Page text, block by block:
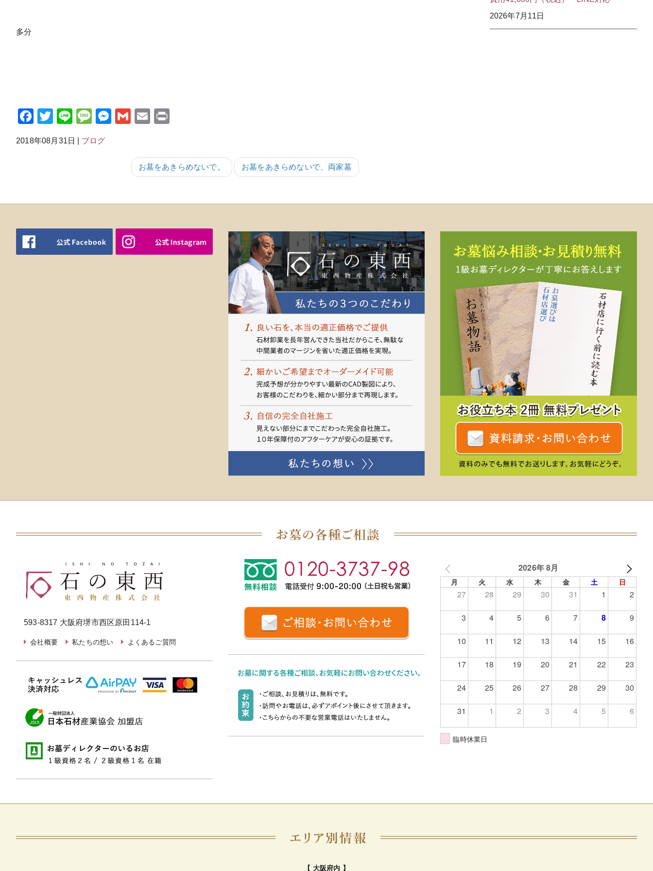
多分
Facebook
Twitter
LineMessage
Messenger
GmailEmail
2018年08月31日 ブログ
お墓をあきらめないで。 お墓をあきらめないで、両家墓
2026年7月11日
593-8317 大阪府堺市西区原田114-1
会社概要 私たちの想い よくあるご質問
2026年 8月
月 火 水 木 金 土 日
27 28 29 30 31 1 2
3 4 5 6 7 8 9
10 11 12 13 14 15 16
17 18 19 20 21 22 23
24 25 26 27 28 29 30
31 1 2 3 4 5 6
臨時休業日
【 大阪府内 】